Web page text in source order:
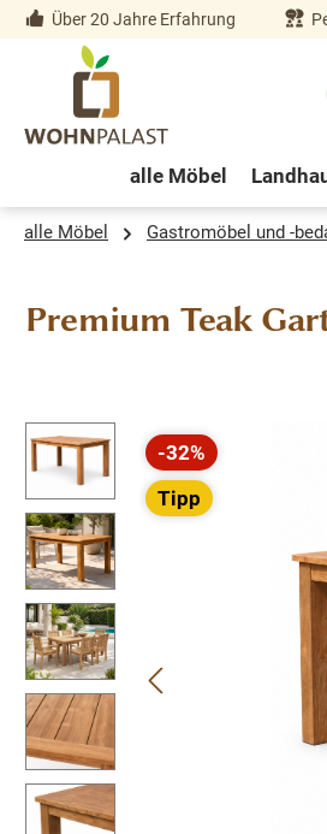
Zur Hauptnavigation
Über 20 Jahre Erfahrung
alle Möbel
alle Möbel Gastromöbel und -
Premium Teak
Bildergalerie überspringen
-32%
Rabatt
Tipp